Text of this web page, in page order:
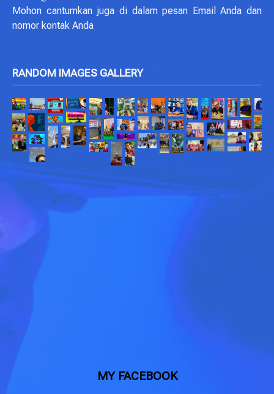
Mohon cantumkan juga di dalam pesan Email Anda dan
nomor kontak Anda
RANDOM IMAGES GALLERY
MY FACEBOOK